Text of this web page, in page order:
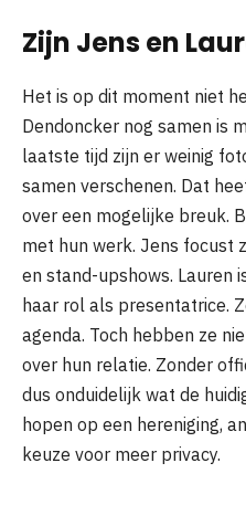
Zijn Jens en
Het is op dit moment niet
Dendoncker nog samen is
laatste tijd zijn er weinig
samen verschenen. Dat
over een mogelijke breuk.
met hun werk. Jens focust
en stand-upshows. Lauren
haar rol als presentatrice.
agenda. Toch hebben ze
over hun relatie. Zonder
dus onduidelijk wat de
hopen op een hereniging,
keuze voor meer privacy.